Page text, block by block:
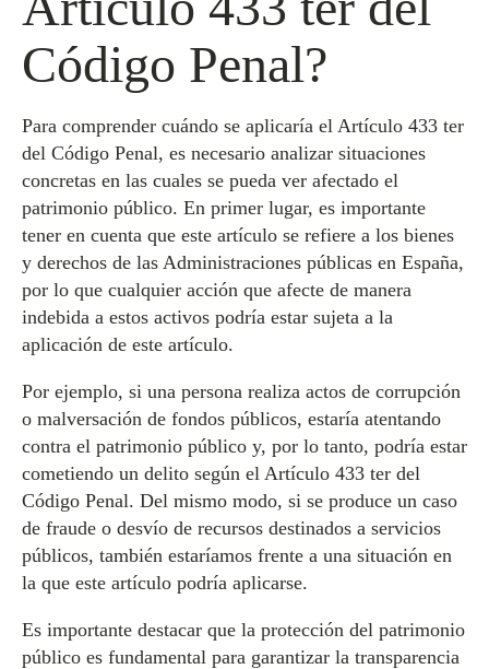
Código Penal?
Para comprender cuándo se aplicaría el Artículo 433 ter
del Código Penal, es necesario analizar situaciones
concretas en las cuales se pueda ver afectado el
patrimonio público. En primer lugar, es importante
tener en cuenta que este artículo se refiere a los bienes
y derechos de las Administraciones públicas en España,
por lo que cualquier acción que afecte de manera
indebida a estos activos podría estar sujeta a la
aplicación de este artículo.
Por ejemplo, si una persona realiza actos de corrupción
o malversación de fondos públicos, estaría atentando
contra el patrimonio público y, por lo tanto, podría estar
cometiendo un delito según el Artículo 433 ter del
Código Penal. Del mismo modo, si se produce un caso
de fraude o desvío de recursos destinados a servicios
públicos, también estaríamos frente a una situación en
la que este artículo podría aplicarse.
Es importante destacar que la protección del patrimonio
público es fundamental para garantizar la transparencia